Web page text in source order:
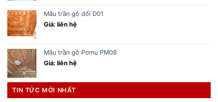
Mẫu trần gỗ dổi D01
Giá: liên hệ
Mẫu trần gỗ Pơmu PM08
Giá: liên hệ
TIN TỨC MỚI NHẤT